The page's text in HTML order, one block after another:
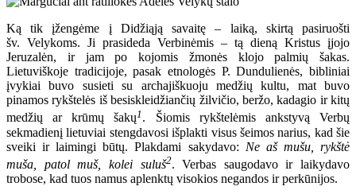
Ką tik įžengėme į Didžiąją savaitę – laiką, skirtą pasiruošti
šv. Velykoms. Ji prasideda Verbinėmis – tą dieną Kristus įjojo
Jeruzalėn, ir jam po kojomis žmonės klojo palmių šakas.
Lietuviškoje tradicijoje, pasak etnologės P. Dundulienės, bibliniai
įvykiai buvo susieti su archajiškuoju medžių kultu, mat buvo
pinamos rykštelės iš besiskleidžiančių žilvičio, beržo, kadagio ir kitų
medžių ar krūmų šakų1 . Šiomis rykštelėmis ankstyvą Verbų
sekmadienį lietuviai stengdavosi išplakti visus šeimos narius, kad šie
sveiki ir laimingi būtų. Plakdami sakydavo: Ne aš mušu, rykštė
muša, patol muš, kolei suluš2. Verbas saugodavo ir laikydavo
trobose, kad tuos namus aplenktų visokios negandos ir perkūnijos.